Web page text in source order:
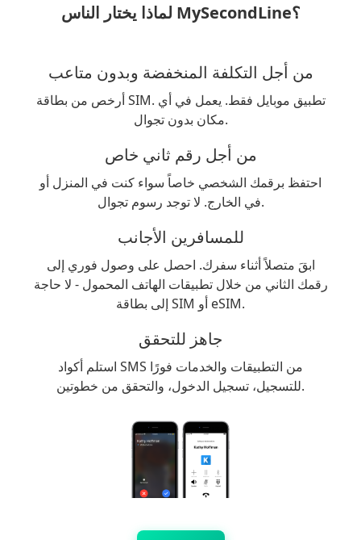
لماذا يختار الناس MySecondLine؟
من أجل التكلفة المنخفضة وبدون متاعب
أرخص من بطاقة SIM. تطبيق موبايل فقط. يعمل في أي
مكان بدون تجوال.
من أجل رقم ثاني خاص
احتفظ برقمك الشخصي خاصاً سواء كنت في المنزل أو
في الخارج. لا توجد رسوم تجوال.
للمسافرين الأجانب
ابقَ متصلاً أثناء سفرك. احصل على وصول فوري إلى
رقمك الثاني من خلال تطبيقات الهاتف المحمول - لا حاجة
إلى بطاقة SIM أو eSIM.
جاهز للتحقق
استلم أكواد SMS من التطبيقات والخدمات فورًا
للتسجيل، تسجيل الدخول، والتحقق من خطوتين.